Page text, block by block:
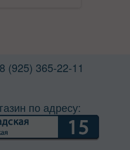
8 (925) 365-22-11
по адресу: